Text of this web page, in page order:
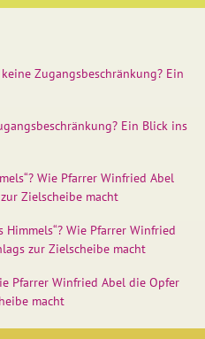
Zugangsbeschränkung? Ein
Ein Blick ins
Wie Pfarrer Winfried Abel
Zielscheibe macht
Himmels“? Wie Pfarrer Winfried
zur Zielscheibe macht
Pfarrer Winfried Abel die Opfer
macht